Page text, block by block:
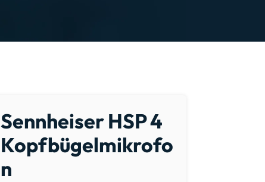
Sennheiser HSP 4
Kopfbügelmikrofo
n